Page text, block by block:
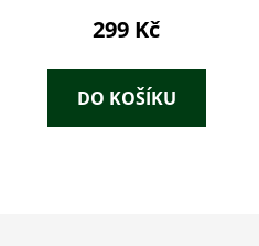
299 Kč
DO KOŠÍKU